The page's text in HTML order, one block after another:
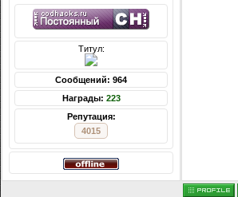
Титул:
Сообщений: 964
Награды: 223
Репутация:
4015